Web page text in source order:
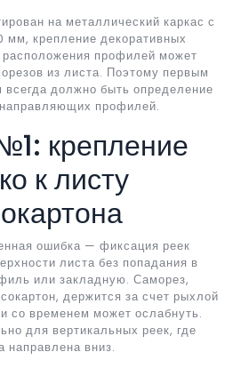
на металлический каркас с
крепление декоративных
расположения профилей может
из листа. Поэтому первым
должно быть определение
профилей.
крепление
к листу
ошибка — фиксация реек
листа без попадания в
или закладную. Саморез,
держится за счет рыхлой
со временем может ослабнуть.
для вертикальных реек, где
направлена вниз.